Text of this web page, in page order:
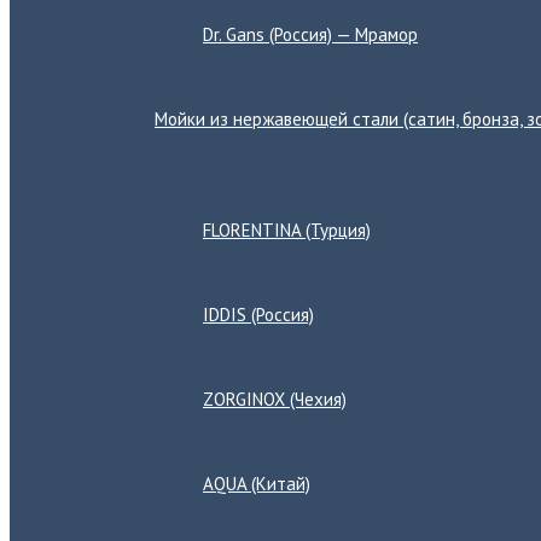
Dr. Gans (Россия) — Мрамор
Мойки из нержавеющей стали (сатин, бронза,
FLORENTINA (Турция)
IDDIS (Россия)
ZORGINOX (Чехия)
AQUA (Китай)